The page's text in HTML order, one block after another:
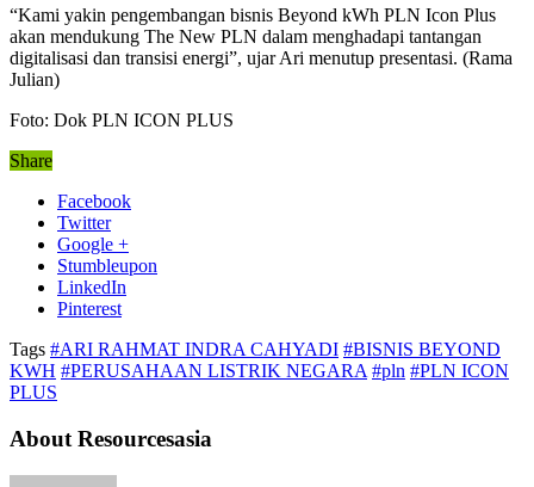
“Kami yakin pengembangan bisnis Beyond kWh PLN Icon Plus
akan mendukung The New PLN dalam menghadapi tantangan
digitalisasi dan transisi energi”, ujar Ari menutup presentasi. (Rama
Julian)
Foto: Dok PLN ICON PLUS
Share
Facebook
Twitter
Google +
Stumbleupon
LinkedIn
Pinterest
Tags #ARI RAHMAT INDRA CAHYADI #BISNIS BEYOND
KWH #PERUSAHAAN LISTRIK NEGARA #pln #PLN ICON
PLUS
About Resourcesasia